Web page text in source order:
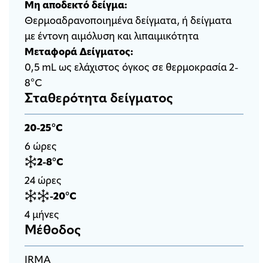
Μη αποδεκτό δείγμα:
Θερμοαδρανοποιημένα δείγματα, ή δείγματα
με έντονη αιμόλυση και λιπαιμικότητα
Μεταφορά Δείγματος:
0,5 mL ως ελάχιστος όγκος σε θερμοκρασία 2-
8°C
Σταθερότητα δείγματος
20-25°C
6 ώρες
2-8°C
24 ώρες
-20°C
4 μήνες
Μέθοδος
IRMA